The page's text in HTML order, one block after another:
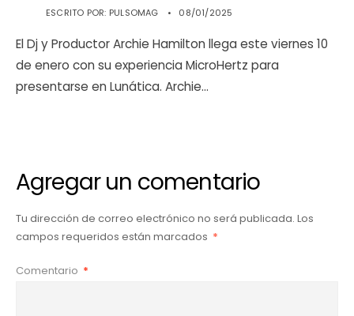
ESCRITO POR: PULSOMAG • 08/01/2025
El Dj y Productor Archie Hamilton llega este viernes 10
de enero con su experiencia MicroHertz para
presentarse en Lunática. Archie...
Agregar un comentario
Tu dirección de correo electrónico no será publicada. Los
campos requeridos están marcados *
Comentario *